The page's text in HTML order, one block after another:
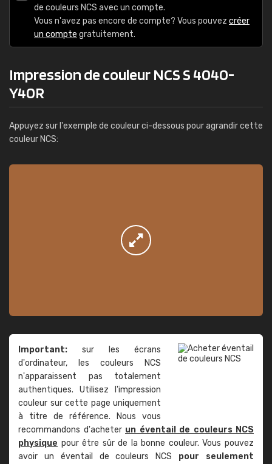
de couleurs NCS avec un compte.
Vous n'avez pas encore de compte? Vous pouvez créer
un compte gratuitement.
Impression de couleur NCS S 4040-
Y40R
Appuyez sur l'exemple de couleur ci-dessous pour agrandir cette
couleur NCS:
Important: sur les écrans
d'ordinateur, les couleurs NCS
n'apparaissent pas totalement
authentiques. Utilisez l'impression
couleur sur cette page uniquement
à titre de référence. Nous vous
recommandons d'acheter un éventail de couleurs NCS
physique pour être sûr de la bonne couleur. Vous pouvez
avoir un éventail de couleurs NCS pour seulement